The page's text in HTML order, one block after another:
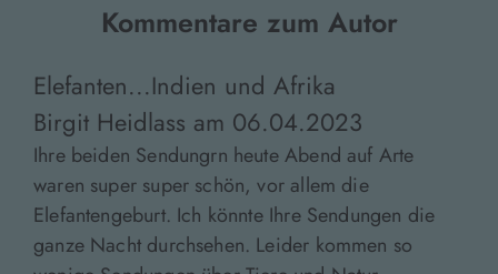
Kommentare zum Autor
Elefanten...Indien und Afrika
Birgit Heidlass am 06.04.2023
Ihre beiden Sendungrn heute Abend auf Arte
waren super super schön, vor allem die
Elefantengeburt. Ich könnte Ihre Sendungen die
ganze Nacht durchsehen. Leider kommen so